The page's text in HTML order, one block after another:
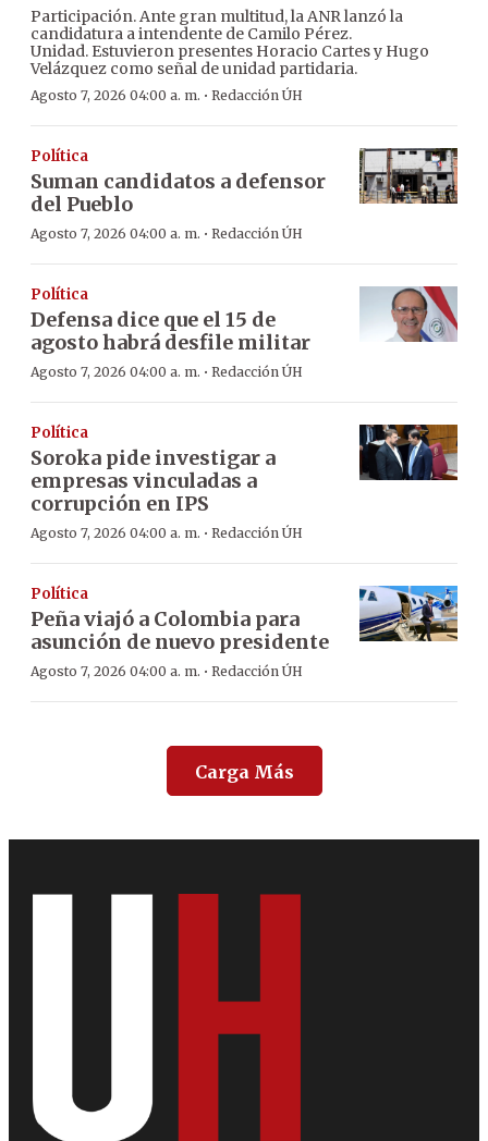
Participación. Ante gran multitud, la ANR lanzó la
candidatura a intendente de Camilo Pérez.
Unidad. Estuvieron presentes Horacio Cartes y Hugo
Velázquez como señal de unidad partidaria.
Agosto 7, 2026 04:00 a. m. · Redacción ÚH
Política
Suman candidatos a defensor
del Pueblo
Agosto 7, 2026 04:00 a. m. · Redacción ÚH
Política
Defensa dice que el 15 de
agosto habrá desfile militar
Agosto 7, 2026 04:00 a. m. · Redacción ÚH
Política
Soroka pide investigar a
empresas vinculadas a
corrupción en IPS
Agosto 7, 2026 04:00 a. m. · Redacción ÚH
Política
Peña viajó a Colombia para
asunción de nuevo presidente
Agosto 7, 2026 04:00 a. m. · Redacción ÚH
Carga Más